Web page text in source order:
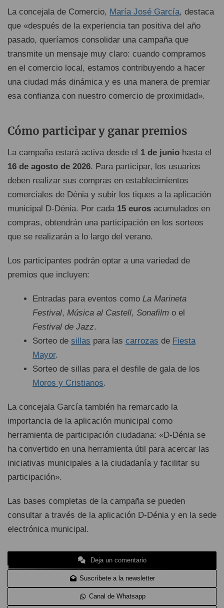
La concejala de Comercio, María José García, destaca
que «después de la experiencia tan positiva del año
pasado, queríamos consolidar una campaña que
transmite un mensaje muy claro: cuando compramos
en el comercio local, estamos contribuyendo a hacer
una ciudad más dinámica y es una manera de premiar
esa confianza con nuestro comercio de proximidad».
Cómo participar y ganar premios
La campaña estará activa desde el 1 de junio hasta el
16 de agosto de 2026. Para participar, los usuarios
deben realizar sus compras en establecimientos
comerciales de Dénia y subir los tiques a la aplicación
municipal D-Dénia. Por cada 15 euros acumulados en
compras, obtendrán una participación en los sorteos
que se realizarán a lo largo del verano.
Los participantes podrán optar a una variedad de
premios que incluyen:
Entradas para eventos como La Marineta
Festival, Música al Castell, Sonafilm o el
Festival de Jazz.
Sorteo de sillas para las carrozas de Fiesta
Mayor.
Sorteo de sillas para el desfile de gala de los
Moros y Cristianos.
La concejala García también ha remarcado la
importancia de la aplicación municipal como
herramienta de participación ciudadana: «D-Dénia se
ha convertido en una herramienta útil para acercar las
iniciativas municipales a la ciudadanía y facilitar su
participación».
Las bases completas de la campaña se pueden
consultar a través de la aplicación D-Dénia y en la sede
electrónica municipal.
Deja un comentario
Suscríbete a la newsletter
Canal de Whatsapp